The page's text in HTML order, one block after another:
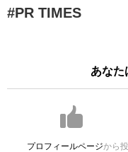
PR TIMES
あなた
プロフィールページから